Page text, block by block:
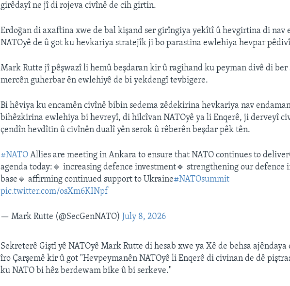
girêdayî ne jî di rojeva civînê de cih girtin.
Erdoğan di axaftina xwe de bal kişand ser girîngiya yekîtî û hevgirtina di nav
NATOyê de û got ku hevkariya stratejîk ji bo parastina ewlehiya hevpar
Mark Rutte jî pêşwazî li hemû beşdaran kir û ragihand ku peyman divê di ber
mercên guherbar ên ewlehiyê de bi yekdengî tevbigere.
Bi hêviya ku encamên civînê bibin sedema zêdekirina hevkariya nav
bihêzkirina ewlehiya bi hevreyî, di hilcîvan NATOyê ya li Enqerê, ji derveyî
çendîn hevdîtin û civînên dualî yên serok û rêberên beşdar pêk tên.
#NATO Allies are meeting in Ankara to ensure that NATO continues to
agenda today:🔹 increasing defence investment🔹 strengthening our defence
base🔹 affirming continued support to Ukraine#NATOsummit
pic.twitter.com/osXm6KINpf
— Mark Rutte (@SecGenNATO) July 8, 2026
Sekreterê Giştî yê NATOyê Mark Rutte di hesab xwe ya Xê de behsa ajêndaya
îro Çarşemê kir û got "Hevpeymanên NATOyê li Enqerê di civinan de dê
ku NATO bi hêz berdewam bike û bi serkeve."